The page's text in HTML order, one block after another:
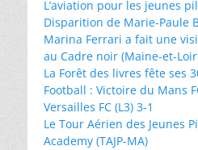
L’aviation pour les jeunes
Disparition de Marie-Paule
Marina Ferrari a fait une
au Cadre noir (Maine-et-
La Forêt des livres fête ses
Football : Victoire du Mans
Versailles FC (L3) 3-1
Le Tour Aérien des Jeunes
Academy (TAJP-MA)